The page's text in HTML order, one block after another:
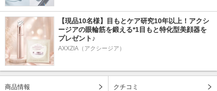
【現品10名様】目もとケア研究10年以上！アクシ
ージアの眼輪筋を鍛える*1目もと特化型美顔器を
プレゼント♪
AXXZIA（アクシージア）
商品情報 クチコミ